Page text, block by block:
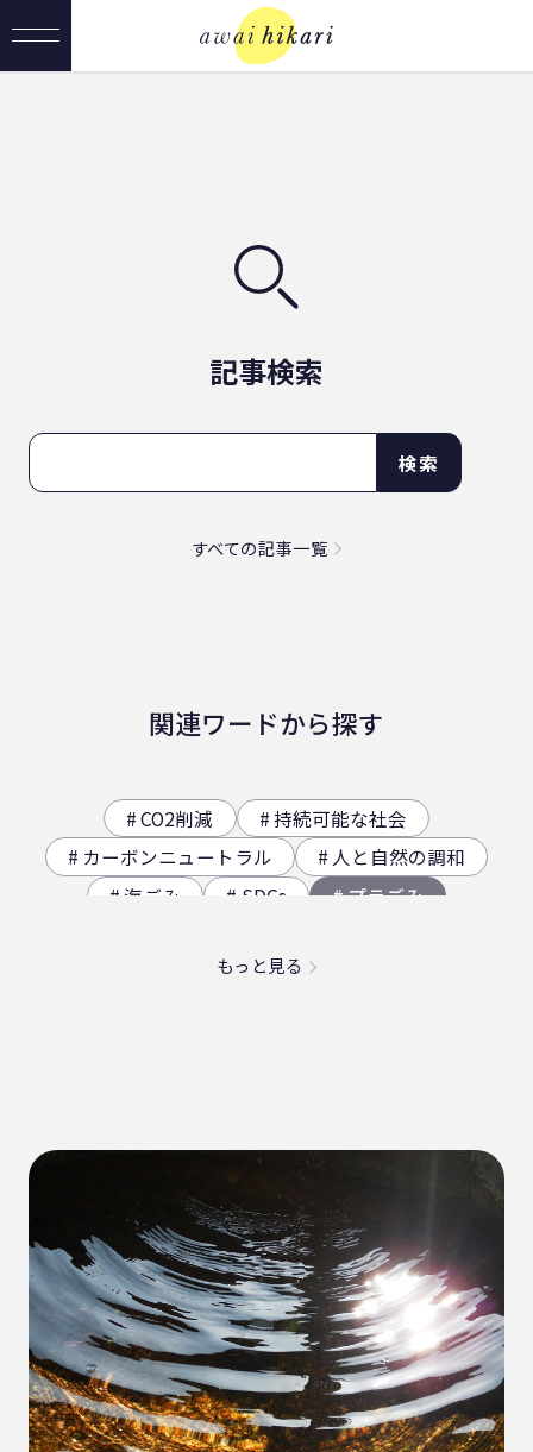
記事検索
検索
すべての記事一覧
関連ワードから探す
CO2削減
持続可能な社会
カーボンニュートラル
人と自然の調和
海ごみ
SDGs
プラごみ
海洋プラスチック問題
バイオマスフィルム
グラビア印刷
サーマルリサイクル
パッケージお役立ち
ライスフィルム
香川県
イベント
瀬戸内海
プラスチックゴミ削減
廃棄物ゼロ
環境印刷
GPマーク
里海
ビーチクリーン
かがわ里海大学
微生物
脱プラ 四国
海洋問題
もっと見る